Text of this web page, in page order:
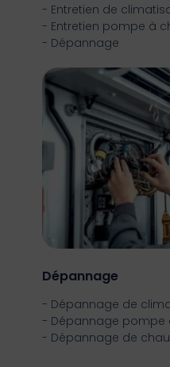
- Entretien de
- Entretien pompe à
- Dépannage
Dépannage
- Dépannage de
- Dépannage pompe
- Dépannage de